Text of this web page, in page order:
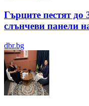
Гърците пестят до
слънчеви панели
dbr.bg